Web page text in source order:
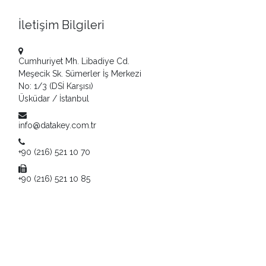
İletişim Bilgileri
Cumhuriyet Mh. Libadiye Cd.
Meşecik Sk. Sümerler İş Merkezi
No: 1/3 (DSİ Karşısı)
Üsküdar / İstanbul
info@datakey.com.tr
+90 (216) 521 10 70
+90 (216) 521 10 85